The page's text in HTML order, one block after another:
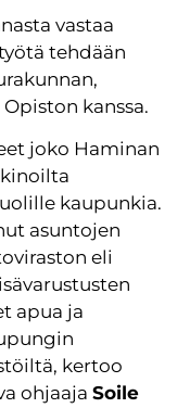
vastaa
tehdään
kanssa.
joko Haminan
kaupunkia.
asuntojen
eli
apua ja
kertoo
ohjaajaSoile